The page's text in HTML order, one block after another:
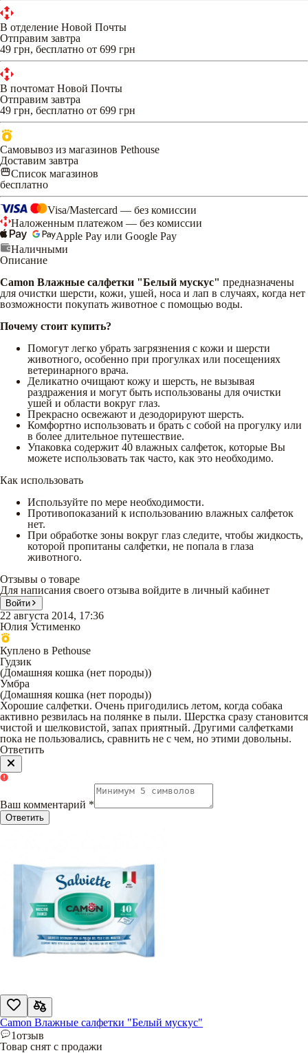
В отделение Новой Почты
Отправим завтра
49 грн, бесплатно от 699 грн
В почтомат Новой Почты
Отправим завтра
49 грн, бесплатно от 699 грн
Самовывоз из магазинов Pethouse
Доставим завтра
Список магазинов
бесплатно
Visa/Mastercard — без комиссии
Наложенным платежом — без комиссии
Apple Pay или Google Pay
Наличными
Описание
Camon Влажные салфетки "Белый мускус" предназначены
для очистки шерсти, кожи, ушей, носа и лап в случаях, когда нет
возможности покупать животное с помощью воды.
Почему стоит купить?
Помогут легко убрать загрязнения с кожи и шерсти
животного, особенно при прогулках или посещениях
ветеринарного врача.
Деликатно очищают кожу и шерсть, не вызывая
раздражения и могут быть использованы для очистки
ушей и области вокруг глаз.
Прекрасно освежают и дезодорируют шерсть.
Комфортно использовать и брать с собой на прогулку или
в более длительное путешествие.
Упаковка содержит 40 влажных салфеток, которые Вы
можете использовать так часто, как это необходимо.
Как использовать
Используйте по мере необходимости.
Противопоказаний к использованию влажных салфеток
нет.
При обработке зоны вокруг глаз следите, чтобы жидкость,
которой пропитаны салфетки, не попала в глаза
животного.
Отзывы о товаре
Для написания своего отзыва войдите в личный кабинет
Войти
22 августа 2014, 17:36
Юлия Устименко
Куплено в Pethouse
Гудзик
(Домашняя кошка (нет породы))
Умбра
(Домашняя кошка (нет породы))
Хорошие салфетки. Очень пригодились летом, когда собака
активно резвилась на полянке в пыли. Шерстка сразу становится
чистой и шелковистой, запах приятный. Другими салфетками
пока не пользовались, сравнить не с чем, но этими довольны.
Ответить
Ваш комментарий *
Ответить
Camon Влажные салфетки "Белый мускус"
1отзыв
Товар снят с продажи